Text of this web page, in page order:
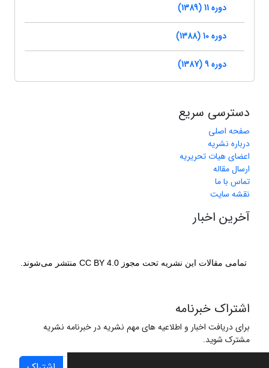
دوره 11 (1389)
دوره 10 (1388)
دوره 9 (1387)
دسترسی سریع
صفحه اصلی
درباره نشریه
اعضای هیات تحریریه
ارسال مقاله
تماس با ما
نقشه سایت
آخرین اخبار
تمامی مقالات این نشریه تحت مجوز CC BY 4.0 منتشر می‌شوند.
اشتراک خبرنامه
برای دریافت اخبار و اطلاعیه های مهم نشریه در خبرنامه نشریه
مشترک شوید.